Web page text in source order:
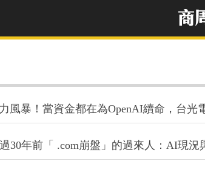
風暴！當資金都在為OpenAI續命，台光
30年前「 .com崩盤」的過來人：AI現況